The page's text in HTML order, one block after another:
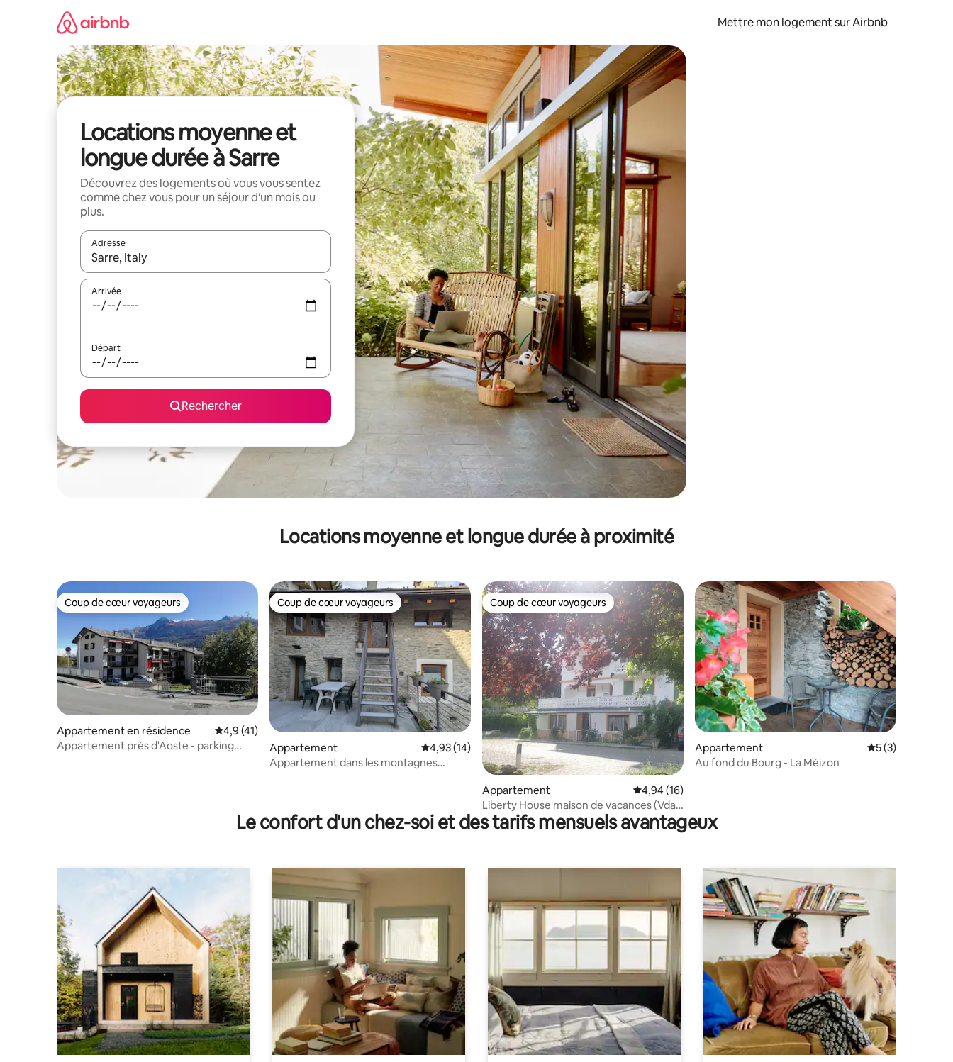
Mettre mon logement sur Airbnb
Locations moyenne et
longue durée à Sarre
Découvrez des logements où vous vous sentez
comme chez vous pour un séjour d'un mois ou
plus.
Adresse
Lorsque les résultats s'affichent, utilisez les flèches vers le haut et vers le bas pour les parcourir ou en appuyant et en faisant glisser.
Arrivée
Départ
Rechercher
Locations moyenne et longue durée à proximité
Coup de cœur voyageurs
Coup de cœur voyageurs
Appartement en résidence Évaluation moyenne sur la base de 41 commentaires : 4,9 sur 5
4,9 (41)
Appartement près d'Aoste - parking
Coup de cœur voyageurs
Coup de cœur voyageurs
Appartement Évaluation moyenne sur la base de 14 commentaires : 4,93 sur 5
4,93 (14)
Appartement dans les montagnes
Coup de cœur voyageurs
Coup de cœur voyageurs
Appartement Évaluation moyenne sur la base de 16 commentaires : 4,94 sur 5
4,94 (16)
Liberty House maison de vacances (Vda-
Sarre-0086)
Appartement Évaluation
5 (3)
Au fond du Bourg - La Mèizon
Le confort d'un chez-soi et des tarifs mensuels avantageux